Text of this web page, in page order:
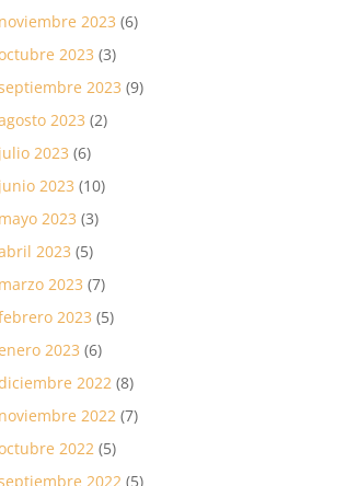
noviembre 2023 (6)
2023 (3)
2023 (9)
2023 (2)
julio 2023 (6)
junio 2023 (10)
mayo 2023 (3)
2023 (5)
marzo 2023 (7)
2023 (5)
2023 (6)
2022 (8)
noviembre 2022 (7)
2022 (5)
2022 (5)